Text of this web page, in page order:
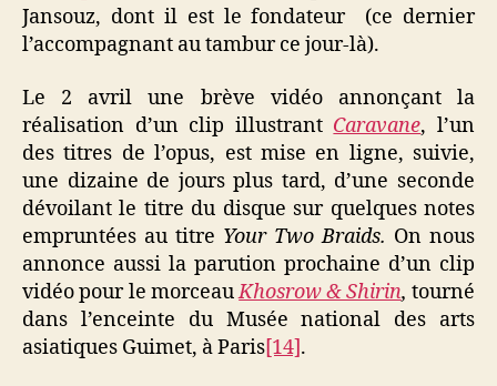
Jansouz, dont il est le fondateur (ce dernier
l’accompagnant au tambur ce jour-là).
Le 2 avril une brève vidéo annonçant la
réalisation d’un clip illustrant Caravane, l’un
des titres de l’opus, est mise en ligne, suivie,
une dizaine de jours plus tard, d’une seconde
dévoilant le titre du disque sur quelques notes
empruntées au titre Your Two Braids. On nous
annonce aussi la parution prochaine d’un clip
vidéo pour le morceauKhosrow & Shirin,tourné
dans l’enceinte du Musée national des arts
asiatiques Guimet, à Paris[14].